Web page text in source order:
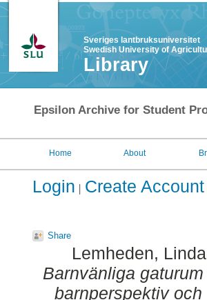
Sveriges lantbruksuniversitet
Swedish University of
Library
Epsilon Archive for Student
Home About
Login Create Account
Share
Lemheden, Linda
Barnvänliga
barnperspektiv